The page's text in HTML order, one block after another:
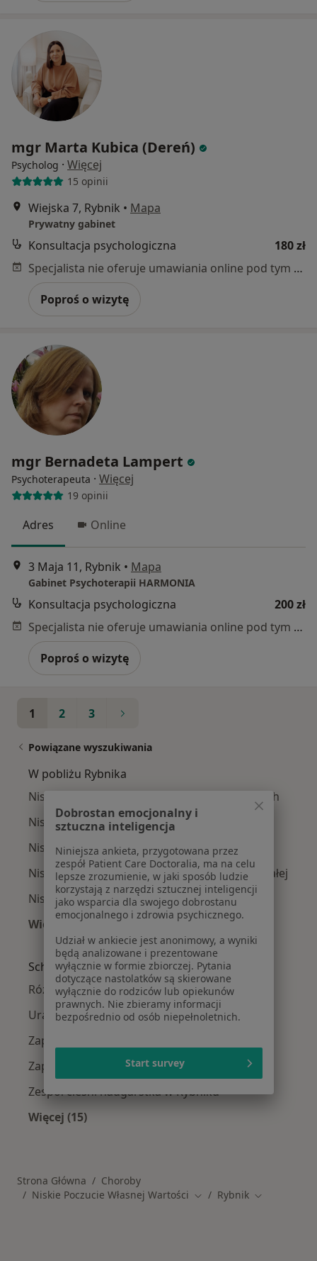
mgr Marta Kubica (Dereń)
Psycholog · Więcej
15 opinii
Wiejska 7, Rybnik • Mapa
Prywatny gabinet
Konsultacja psychologiczna
180 zł
Specjalista nie oferuje umawiania online pod tym adresem.
Poproś o wizytę
mgr Bernadeta Lampert
Psychoterapeuta · Więcej
19 opinii
Adres Online
3 Maja 11, Rybnik • Mapa
Gabinet Psychoterapii HARMONIA
Konsultacja psychologiczna
200 zł
Specjalista nie oferuje umawiania online pod tym adresem.
Poproś o wizytę
1 2 3
Powiązane wyszukiwania
W pobliżu Rybnika
Niskie poczucie własnej wartości w Katowicach
Niskie poczucie własnej wartości w Gliwicach
Niskie poczucie własnej wartości w Tychach
Niskie poczucie własnej wartości w Bielsku-Białej
Niskie poczucie własnej wartości w Bytomiu
Więcej (14)
Więcej w kategorii: W pobliżu Rybnika
Schorzenia w Rybniku
Różyczka w Rybniku
Urazy w Rybniku
Zapalenie oskrzeli w Rybniku
Zapalenie płuc w Rybniku
Zespół cieśni nadgarstka w Rybniku
Więcej (15)
Strona Główna
Choroby
Niskie Poczucie Własnej Wartości Zmień miasto
Rybnik Zmień miasto
Dobrostan emocjonalny i
sztuczna inteligencja
Niniejsza ankieta, przygotowana przez
zespół Patient Care Doctoralia, ma na celu
lepsze zrozumienie, w jaki sposób ludzie
korzystają z narzędzi sztucznej inteligencji
jako wsparcia dla swojego dobrostanu
emocjonalnego i zdrowia psychicznego.
Udział w ankiecie jest anonimowy, a wyniki
będą analizowane i prezentowane
wyłącznie w formie zbiorczej. Pytania
dotyczące nastolatków są skierowane
wyłącznie do rodziców lub opiekunów
prawnych. Nie zbieramy informacji
bezpośrednio od osób niepełnoletnich.
Start survey